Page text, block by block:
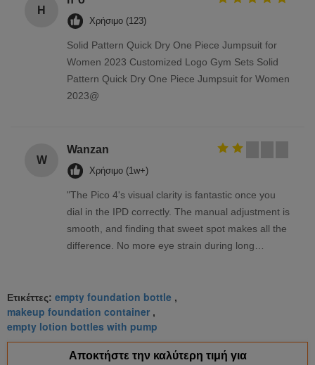
H
Χρήσιμο (123)
Solid Pattern Quick Dry One Piece Jumpsuit for
Women 2023 Customized Logo Gym Sets Solid
Pattern Quick Dry One Piece Jumpsuit for Women
2023@
W
Wanzan
Χρήσιμο (1w+)
"The Pico 4's visual clarity is fantastic once you
dial in the IPD correctly. The manual adjustment is
smooth, and finding that sweet spot makes all the
difference. No more eye strain during long
fantastic once you dial in the IPD correctly. The
manual adjustment is smooth, and finding that
sweet spot makes all the difference. No more eye
Ετικέττες: empty foundation bottle ,
makeup foundation container ,
empty lotion bottles with pump
Αποκτήστε την καλύτερη τιμή για